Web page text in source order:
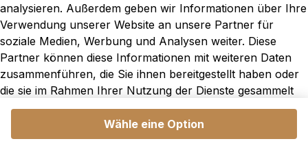
Wähle eine Option
analysieren. Außerdem geben wir Informationen über Ihre
Verwendung unserer Website an unsere Partner für
soziale Medien, Werbung und Analysen weiter. Diese
Partner können diese Informationen mit weiteren Daten
zusammenführen, die Sie ihnen bereitgestellt haben oder
die sie im Rahmen Ihrer Nutzung der Dienste gesammelt
haben.